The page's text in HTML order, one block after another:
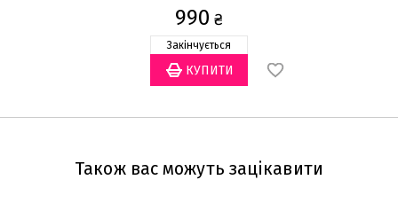
990 ₴
Закінчується
Також вас можуть зацікавити